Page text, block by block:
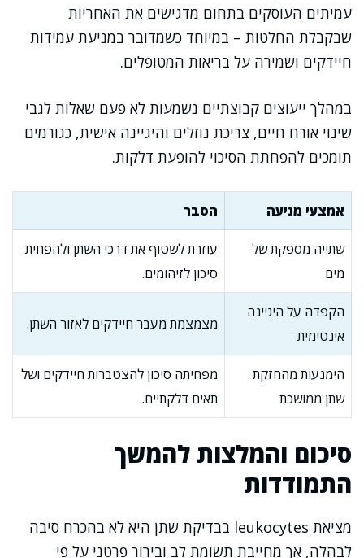
עמיתים העוסקים בתחום מדגישים את האחריות
שבקבלת החלטות – במיוחד כשמדובר במניעת עמידות
חיידקים ושמירה על בריאות המטופלים.
במהלך ייעוצים קבוצתיים נשמעות לא פעם שאלות לגבי
שינוי אורח חיים, צריכת נוזלים והיגיינה אישית, כגורמים
תומכים להפחתת הסיכוי להופעת דלקות.
אמצעי מניעה הסבר
שתייה מספקת של
מים
עוזרת לשטוף את דרכי השתן ולהפחית
סיכון לזיהומים.
הקפדה על היגיינה
אינטימית
מצמצמת מעבר חיידקים לאזור השתן.
הימנעות מהחזקת
שתן ממושכת
מפחיתה סיכון להצטברות חיידקים ושל
תאים דלקתיים.
סיכום והמלצות להמשך
התמודדות
מציאת leukocytes בבדיקת שתן היא לא בהכרח סיבה
לבהלה, אך מחייבת תשומת לב ובירור פרטני על פי